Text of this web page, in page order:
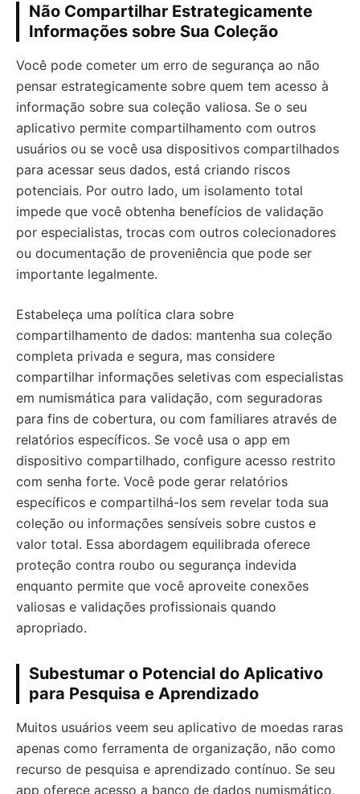
Não Compartilhar Estrategicamente
Informações sobre Sua Coleção
Você pode cometer um erro de segurança ao não
pensar estrategicamente sobre quem tem acesso à
informação sobre sua coleção valiosa. Se o seu
aplicativo permite compartilhamento com outros
usuários ou se você usa dispositivos compartilhados
para acessar seus dados, está criando riscos
potenciais. Por outro lado, um isolamento total
impede que você obtenha benefícios de validação
por especialistas, trocas com outros colecionadores
ou documentação de proveniência que pode ser
importante legalmente.
Estabeleça uma política clara sobre
compartilhamento de dados: mantenha sua coleção
completa privada e segura, mas considere
compartilhar informações seletivas com especialistas
em numismática para validação, com seguradoras
para fins de cobertura, ou com familiares através de
relatórios específicos. Se você usa o app em
dispositivo compartilhado, configure acesso restrito
com senha forte. Você pode gerar relatórios
específicos e compartilhá-los sem revelar toda sua
coleção ou informações sensíveis sobre custos e
valor total. Essa abordagem equilibrada oferece
proteção contra roubo ou segurança indevida
enquanto permite que você aproveite conexões
valiosas e validações profissionais quando
apropriado.
Subestumar o Potencial do Aplicativo
para Pesquisa e Aprendizado
Muitos usuários veem seu aplicativo de moedas raras
apenas como ferramenta de organização, não como
recurso de pesquisa e aprendizado contínuo. Se seu
app oferece acesso a banco de dados numismático,